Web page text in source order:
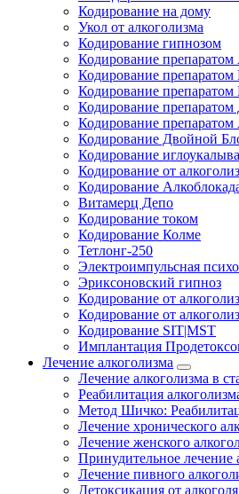
Кодирование на дому
Укол от алкоголизма
Кодирование гипнозом
Кодирование
Кодирование
Кодирование препаратом
Кодирование
Кодирование
Кодирование Двойной
Кодирование
Кодирование от
Кодирование
Витамерц Депо
Кодирование током
Кодирование Колме
Тетлонг-250
Электроимпульсная
Эриксоновский гипноз
Кодирование от
Кодирование от
Кодирование SIT|MST
Имплантация
Лечение алкоголизма
Лечение алкоголизма в
Реабилитация
Метод Шичко:
Лечение хронического
Лечение женского
Принудительное лечение
Лечение пивного
Детоксикация от алкоголя